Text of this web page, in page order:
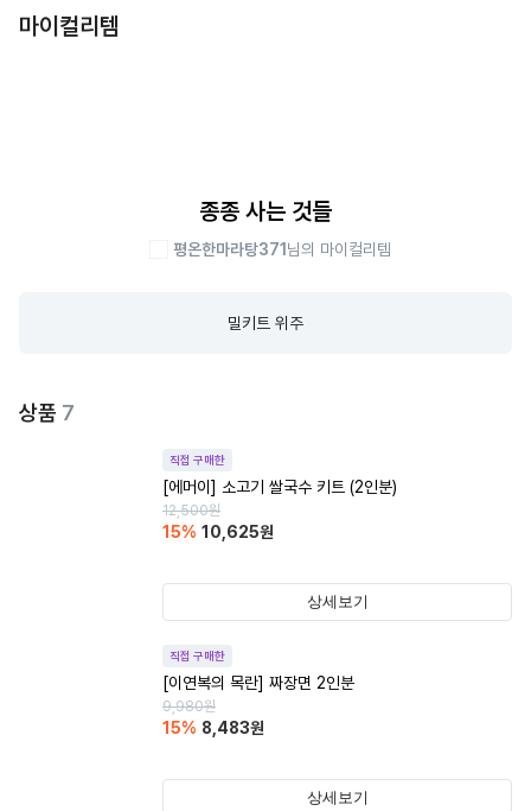
마이컬리템
종종 사는 것들
평온한마라탕371 님의 마이컬리템
밀키트 위주
상품 7
직접 구매한
[에머이] 소고기 쌀국수 키트 (2인분)
12,500원
15% 10,625원
상세보기
직접 구매한
[이연복의 목란] 짜장면 2인분
9,980원
15% 8,483원
상세보기